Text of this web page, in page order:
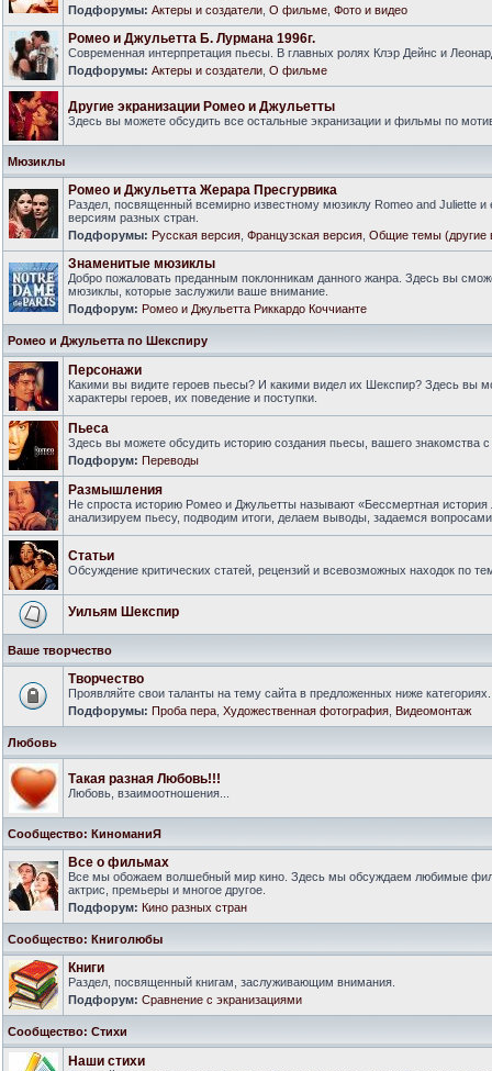
Подфорумы: Актеры и создатели О фильме Фото и видео
Ромео и Джульетта Б. Лурмана 1996г.
Современная интерпретация пьесы. В главных ролях Клэр Дейнс и
Подфорумы: Актеры и создатели О фильме
Другие экранизации Ромео и Джульетты
Здесь вы можете обсудить все остальные экранизации и фильмы по
Мюзиклы
Ромео и Джульетта Жерара Пресгурвика
Раздел, посвященный всемирно известному мюзиклу Romeo and Juliette и
версиям разных стран.
Подфорумы: Русская версия Французская версия Общие темы (другие
Знаменитые мюзиклы
Добро пожаловать преданным поклонникам данного жанра. Здесь вы
мюзиклы, которые заслужили ваше внимание.
Подфорум: Ромео и Джульетта Риккардо Коччианте
Ромео и Джульетта по Шекспиру
Персонажи
Какими вы видите героев пьесы? И какими видел их Шекспир? Здесь вы
характеры героев, их поведение и поступки.
Пьеса
Здесь вы можете обсудить историю создания пьесы, вашего знакомства
Подфорум: Переводы
Размышления
Не спроста историю Ромео и Джульетты называют «Бессмертная
анализируем пьесу, подводим итоги, делаем выводы, задаемся
Статьи
Обсуждение критических статей, рецензий и всевозможных находок по
Уильям Шекспир
Ваше творчество
Творчество
Проявляйте свои таланты на тему сайта в предложенных ниже категориях.
Подфорумы: Проба пера Художественная фотография Видеомонтаж
Любовь
Такая разная Любовь!!!
Любовь, взаимоотношения...
Сообщество: КиноманиЯ
Все о фильмах
Все мы обожаем волшебный мир кино. Здесь мы обсуждаем любимые
актрис, премьеры и многое другое.
Подфорум: Кино разных стран
Сообщество: Книголюбы
Книги
Раздел, посвященный книгам, заслуживающим внимания.
Подфорум: Сравнение с экранизациями
Сообщество: Стихи
Наши стихи